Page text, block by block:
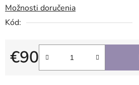
Možnosti doručenia
Kód:
€90
Jednotková cena: